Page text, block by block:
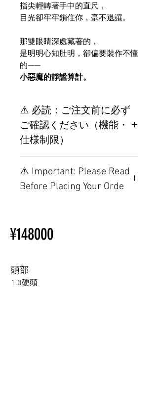
指尖輕轉著手中的直尺，
目光卻牢牢鎖住你，毫不退讓。
那雙眼睛深處藏著的，
是明明心知肚明，卻偏要裝作不懂
的——
小惡魔的靜謐算計。
⚠️ 必読：ご注文前に必ず
ご確認ください（機能・
仕様制限）
置制限について
その他の配置はTPEに関連し
ラブドール購入前に知ってお
⚠️ Important: Please Read
Before Placing Your Orde
Ordering
Other configurations are related
Beginner’s Purchase Guide
¥148000
頭部
1.0硬頭